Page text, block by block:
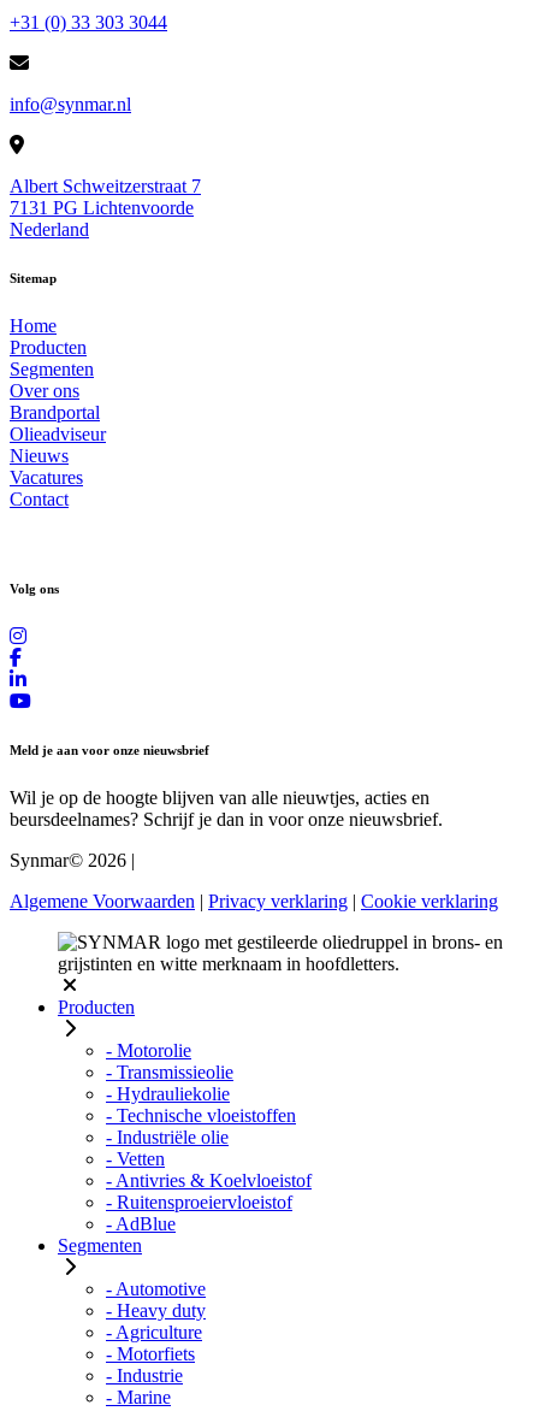
+31 (0) 33 303 3044
info@synmar.nl
Albert Schweitzerstraat 7
7131 PG Lichtenvoorde
Nederland
Sitemap
Home
Producten
Segmenten
Over ons
Brandportal
Olieadviseur
Nieuws
Vacatures
Contact
Volg ons
Meld je aan voor onze nieuwsbrief
Wil je op de hoogte blijven van alle nieuwtjes, acties en
beursdeelnames? Schrijf je dan in voor onze nieuwsbrief.
Synmar© 2026 |
Algemene Voorwaarden | Privacy verklaring | Cookie verklaring
Producten
- Motorolie
- Transmissieolie
- Hydrauliekolie
- Technische vloeistoffen
- Industriële olie
- Vetten
- Antivries & Koelvloeistof
- Ruitensproeiervloeistof
- AdBlue
Segmenten
- Automotive
- Heavy duty
- Agriculture
- Motorfiets
- Industrie
- Marine